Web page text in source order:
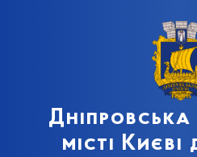
місті